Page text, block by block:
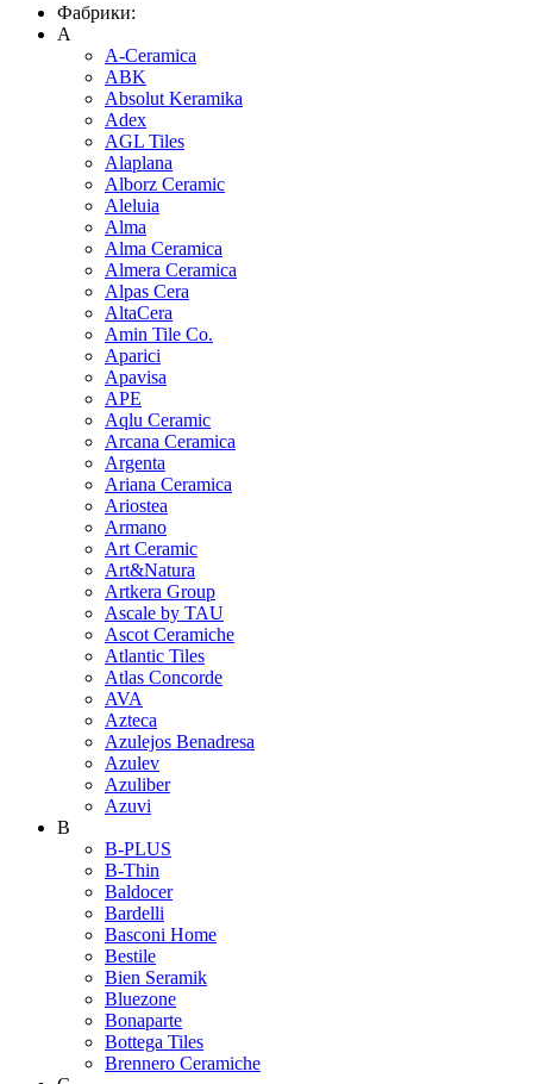
Фабрики:
A
A-Ceramica
ABK
Absolut Keramika
Adex
AGL Tiles
Alaplana
Alborz Ceramic
Aleluia
Alma
Alma Ceramica
Almera Ceramica
Alpas Cera
AltaCera
Amin Tile Co.
Aparici
Apavisa
APE
Aqlu Ceramic
Arcana Ceramica
Argenta
Ariana Ceramica
Ariostea
Armano
Art Ceramic
Art&Natura
Artkera Group
Ascale by TAU
Ascot Ceramiche
Atlantic Tiles
Atlas Concorde
AVA
Azteca
Azulejos Benadresa
Azulev
Azuliber
Azuvi
B
B-PLUS
B-Thin
Baldocer
Bardelli
Basconi Home
Bestile
Bien Seramik
Bluezone
Bonaparte
Bottega Tiles
Brennero Ceramiche